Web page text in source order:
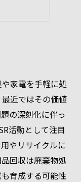
家電を手軽に処
近ではその価値
の深刻化に伴っ
活動として注目
やリサイクルに
回収は廃棄物処
育成する可能性